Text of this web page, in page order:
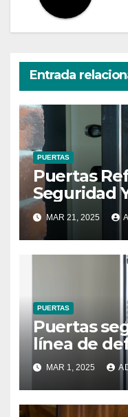
Entrada
PUERTAS
Puertas
Seguridad
Tu Hogar
MAR 21, 2025
PUERTAS
Puertas
línea de
hogar y
MAR 1, 2025